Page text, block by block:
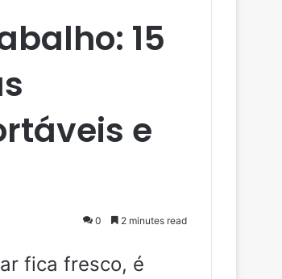
15
​​e
0 2 minutes read
fica fresco, é